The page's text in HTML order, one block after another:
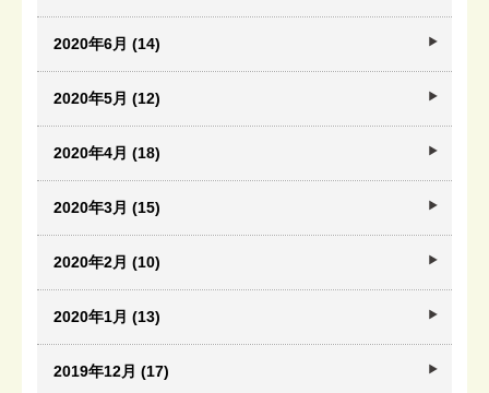
2020年6月 (14)
2020年5月 (12)
2020年4月 (18)
2020年3月 (15)
2020年2月 (10)
2020年1月 (13)
2019年12月 (17)